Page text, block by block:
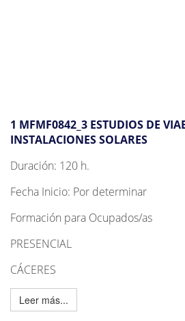
1 MFMF0842_3 ESTUDIOS DE
INSTALACIONES SOLARES
Duración: 120 h.
Fecha Inicio: Por determinar
Formación para Ocupados/as
PRESENCIAL
CÁCERES
Leer más...